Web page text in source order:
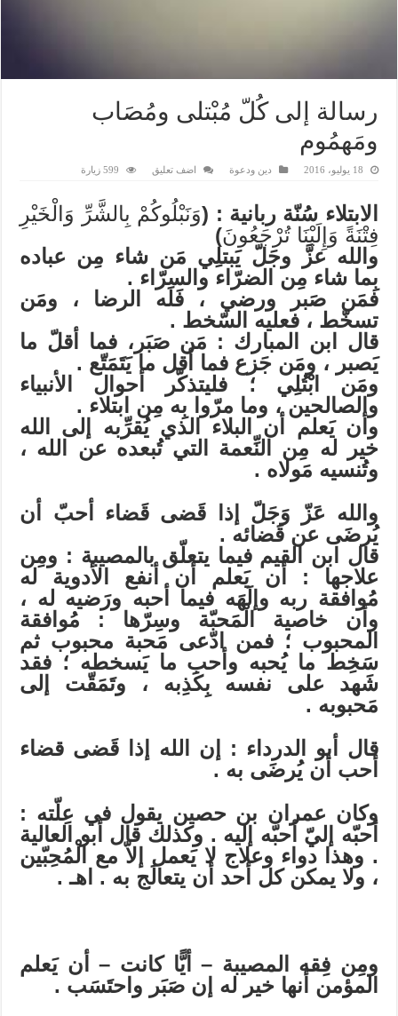
رسالة إلى كُلّ مُبْتلى ومُصَاب
ومَهمُوم
18 يوليو، 2016 دين ودعوة اضف تعليق 599 زيارة
الابتلاء سُنّة ربانية : (وَنَبْلُوكُمْ بِالشَّرِّ وَالْخَيْرِ
فِتْنَةً وَإِلَيْنَا تُرْجَعُونَ)
والله عزَّ وجَلّ يَبتلِي مَن شاء مِن عباده
بِما شاء مِن الضرّاء والسرّاء .
فمَن صَبر ورضي ، فَلَه الرضا ، ومَن
تسخّط ، فعليه السّخط .
قال ابن المبارك : مَن صَبَر، فما أقلّ ما
يَصبر ، ومَن جَزع فما أقل ما يَتَمَتّع .
ومَن ابْتُلِي ؛ فليتذكّر أحوال الأنبياء
والصالحين ، وما مرّوا بِه مِن ابتلاء .
وأن يَعلم أن البلاء الذي يُقرِّبه إلى الله
خير له مِن النِّعمة التي تُبعده عن الله ،
وتُنسيه مَولاه .
والله عَزّ وَجَلّ إذا قَضى قَضاء أحبّ أن
يُرضَى عن قَضائه .
قال ابن القيم فيما يتعلّق بالمصيبة : ومِن
علاجها : أن يَعلم أن أنفع الأدوية له
مُوافقة ربه وإلَهَه فيما أحبه ورَضيه له ،
وأن خاصية الْمَحبّة وسِرّها : مُوافقة
المحبوب ؛ فمن ادّعى مَحبة محبوب ثم
سَخِط ما يُحبه وأحب ما يَسخطه ؛ فقد
شَهد على نفسه بِكَذِبه ، وتَمَقّت إلى
مَحبوبه .
قال أبو الدرداء : إن الله إذا قَضى قضاء
أحب أن يُرضَى به .
وكان عمران بن حصين يقول في عِلّته :
أحبّه إليّ أحبّه إليه . وكذلك قال أبو العالية
. وهذا دواء وعلاج لا يَعمل إلاّ مع الْمُحِبّين
، ولا يمكن كل أحد أن يتعالَج به . اهـ .
ومِن فِقه المصيبة – أيًّا كانت – أن يَعلم
المؤمن أنها خير له إن صَبَر واحتَسَب .